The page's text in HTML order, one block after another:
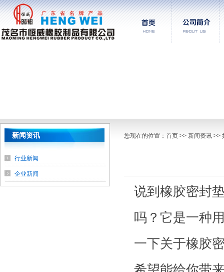
新闻资讯
行业新闻
企业新闻
您现在的位置： 首页 >> 新闻资讯 >>
说到橡胶密封
吗？它是一种
一下关于橡胶